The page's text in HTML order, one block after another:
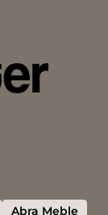
Abra Meble